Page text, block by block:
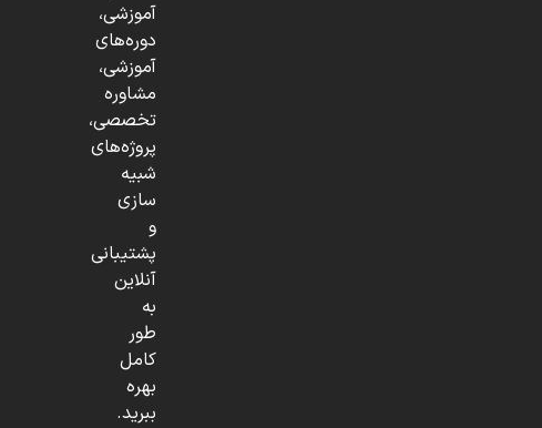
آموزشی،
دوره‌های
آموزشی،
مشاوره
تخصصی،
پروژه‌های
شبیه
سازی
و
پشتیبانی
آنلاین
به
طور
کامل
بهره
ببرید.